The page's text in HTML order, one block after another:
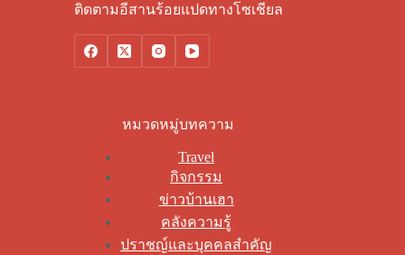
ติดตามอีสานร้อยแปดทางโซเชียล
หมวดหมู่บทความ
Travel
กิจกรรม
ข่าวบ้านเฮา
คลังความรู้
ปราชญ์และบุคคลสำคัญ